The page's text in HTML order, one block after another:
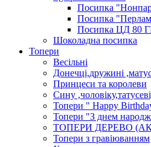
Посипка
Посипка
Посипка ЦД 80
Шоколадна посипка
Топери
Весільні
Донечці,дружині
Принцеси та королеви
Сину
Топери " Happy
Топери "З днем
ТОПЕРИ ДЕРЕВО
Топери з гравіюванням